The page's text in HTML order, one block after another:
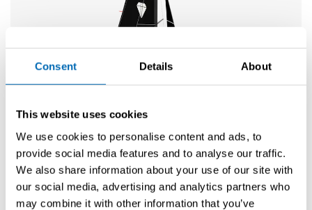
Consent Details About
This website uses cookies
We use cookies to personalise content and ads, to
provide social media features and to analyse our traffic.
We also share information about your use of our site with
our social media, advertising and analytics partners who
may combine it with other information that you’ve